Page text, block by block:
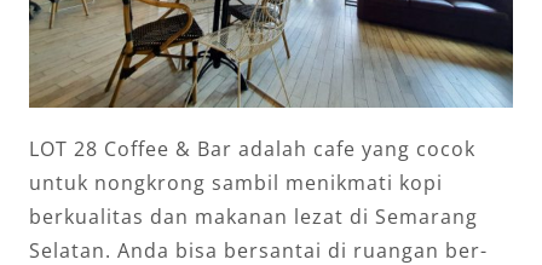
LOT 28 Coffee & Bar adalah cafe yang cocok
untuk nongkrong sambil menikmati kopi
berkualitas dan makanan lezat di Semarang
Selatan. Anda bisa bersantai di ruangan ber-